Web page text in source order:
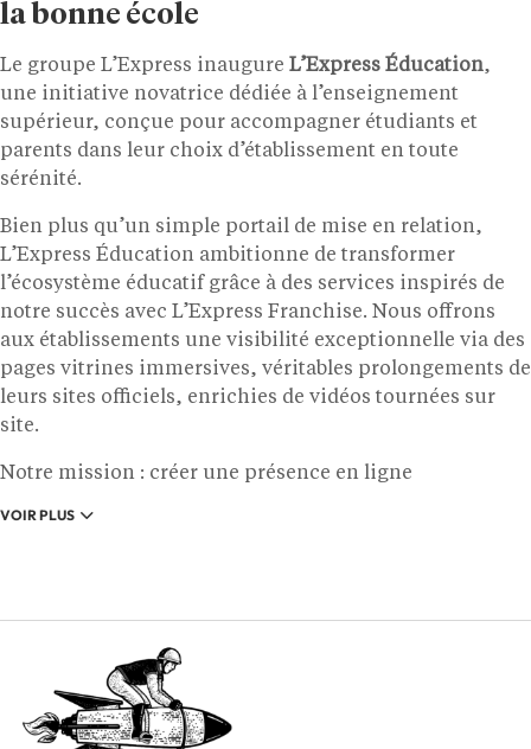
la bonne école
Le groupe L’Express inaugure L’Express Éducation,
une initiative novatrice dédiée à l’enseignement
supérieur, conçue pour accompagner étudiants et
parents dans leur choix d’établissement en toute
sérénité.
Bien plus qu’un simple portail de mise en relation,
L’Express Éducation ambitionne de transformer
l’écosystème éducatif grâce à des services inspirés de
notre succès avec L’Express Franchise. Nous offrons
aux établissements une visibilité exceptionnelle via des
pages vitrines immersives, véritables prolongements de
leurs sites officiels, enrichies de vidéos tournées sur
site.
Notre mission : créer une présence en ligne
l’éducation.
Des cahiers thématiques trimestriels, intégrés à
notre hebdomadaire.
VOIR PLUS